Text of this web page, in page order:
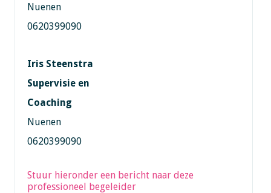
Nuenen
0620399090
Iris Steenstra
Supervisie en
Coaching
Nuenen
0620399090
Stuur hieronder een bericht naar deze
professioneel begeleider